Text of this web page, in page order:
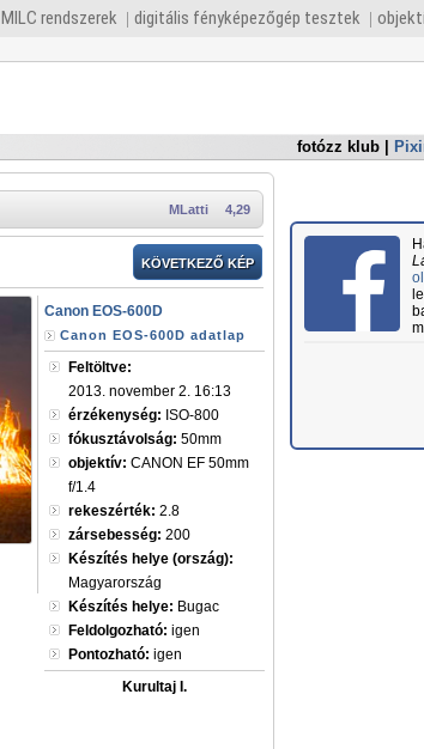
MILC rendszerek digitális fényképezőgép tesztek
fotózz klub
4,29
MLatti
KÖVETKEZŐ KÉP
Canon EOS-600D
Canon EOS-600D adatlap
Feltöltve:
2013. november 2. 16:13
érzékenység: ISO-800
fókusztávolság: 50mm
objektív: CANON EF 50mm
f/1.4
rekeszérték: 2.8
zársebesség: 200
Készítés helye (ország):
Magyarország
Készítés helye: Bugac
Feldolgozható: igen
Pontozható: igen
Kurultaj I.